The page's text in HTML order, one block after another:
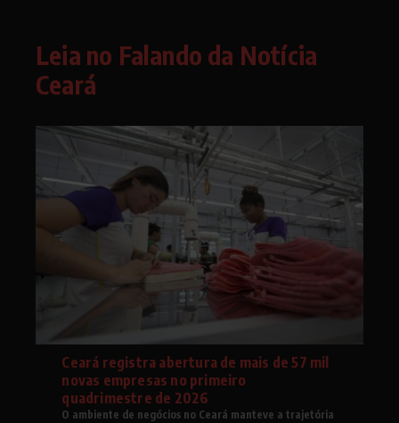
Leia no Falando da Notícia
Ceará
Ceará registra abertura de mais de 57 mil
novas empresas no primeiro
quadrimestre de 2026
O ambiente de negócios no Ceará manteve a trajetória